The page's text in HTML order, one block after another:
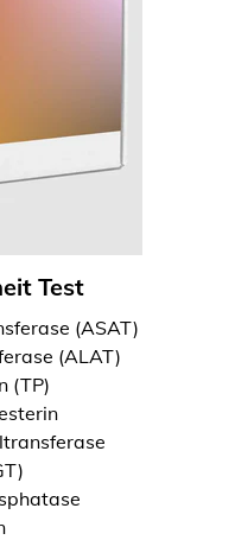
Test
(ASAT)
(ALAT)
(TP)